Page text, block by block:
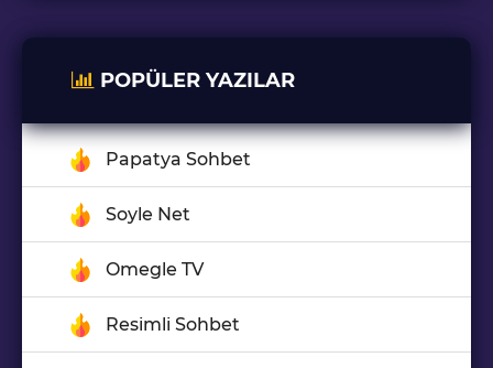
POPÜLER YAZILAR
Papatya Sohbet
Soyle Net
Omegle TV
Resimli Sohbet